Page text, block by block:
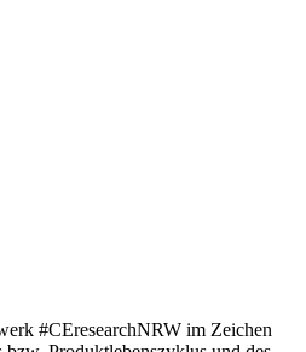
#CEresearchNRW im Zeichen